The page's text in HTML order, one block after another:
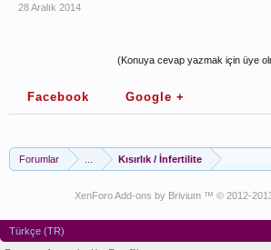
28 Aralık 2014
(Konuya cevap yazmak için üye
Facebook Google +
Forumlar Kısırlık / İnfertilite
XenForo Add-ons by Brivium ™ © 2012-
Türkçe (TR)